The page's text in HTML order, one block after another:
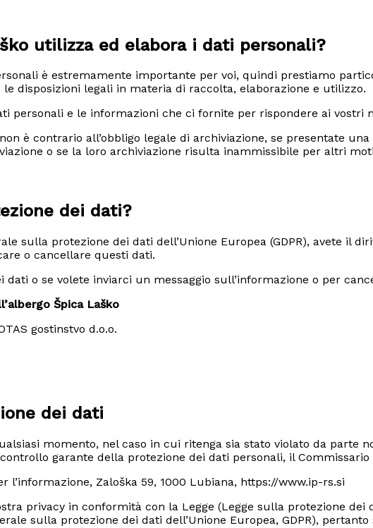
utilizza ed elabora i dati personali?
è estremamente importante per voi, quindi prestiamo
disposizioni legali in materia di raccolta, elaborazione e utilizzo.
personali e le informazioni che ci fornite per rispondere ai vostri
è contrario all’obbligo legale di archiviazione, se presentate
o se la loro archiviazione risulta inammissibile per altri
dei dati?
sulla protezione dei dati dell’Unione Europea (GDPR), avete il
o cancellare questi dati.
dati o se volete inviarci un messaggio sull’informazione o per
Špica Laško
gostinstvo d.o.o.
dei dati
momento, nel caso in cui ritenga sia stato violato da
garante della protezione dei dati personali, il
l’informazione, Zaloška 59, 1000 Lubiana, https://www.ip-rs.si
privacy in conformità con la Legge (Legge sulla protezione
sulla protezione dei dati dell’Unione Europea, GDPR),